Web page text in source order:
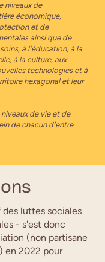
niveaux de
économique,
et de
ainsi que de
à l'éducation, à la
à la culture, aux
technologies et à
hexagonal et leur
de vie et de
de chacun d'entre
luttes sociales
- s'est donc
(non partisane
en 2022 pour